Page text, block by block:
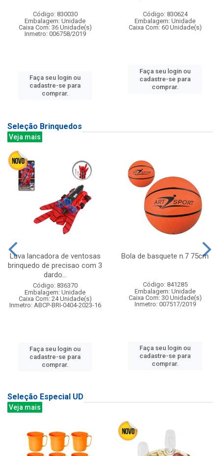
Código: 830030
Embalagem: Unidade
Caixa Com: 36 Unidade(s)
Inmetro: 006758/2019
Faça seu login ou
cadastre-se para
comprar.
Código: 830624
Embalagem: Unidade
Caixa Com: 60 Unidade(s)
Faça seu login ou
cadastre-se para
comprar.
Seleção Brinquedos
Veja mais
Luva lancadora de ventosas
brinquedo de precisao com 3
dardo...
Código: 836370
Embalagem: Unidade
Caixa Com: 24 Unidade(s)
Inmetro: ABCP-BRI-0404-2023-16
Faça seu login ou
cadastre-se para
comprar.
Bola de basquete n.7 75cm
Código: 841285
Embalagem: Unidade
Caixa Com: 30 Unidade(s)
Inmetro: 007517/2019
Faça seu login ou
cadastre-se para
comprar.
Seleção Especial UD
Veja mais